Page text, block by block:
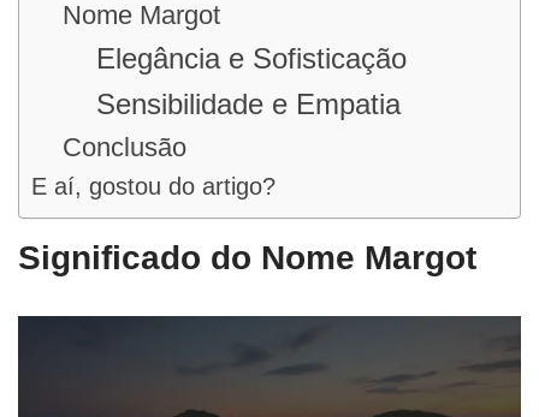
Nome Margot
Elegância e Sofisticação
Sensibilidade e Empatia
Conclusão
E aí, gostou do artigo?
Significado do Nome Margot